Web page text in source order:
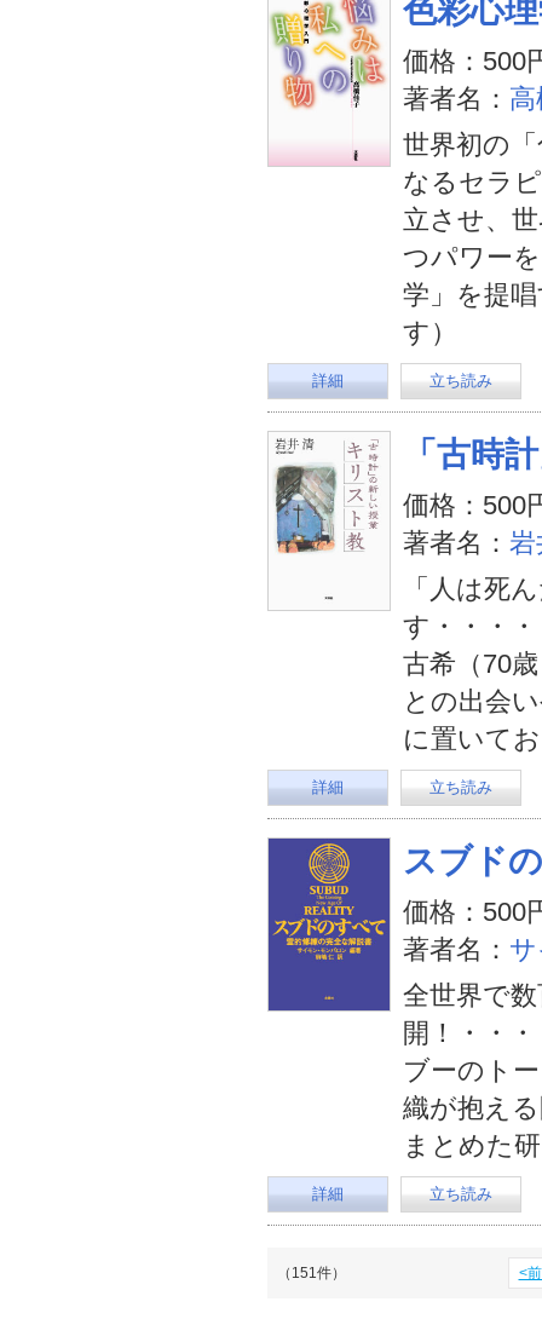
色彩心
価格：500
著者名：
世界初の
なるセラ
立させ、
つパワー
学」を提
す）
詳細 立ち読み
「古時
価格：500
著者名： 岩
「人は死
す・・・
古希（70
との出会
に置いて
詳細 立ち読み
スブド
価格：500
著者名：
全世界で
開！・・
ブーのト
織が抱え
まとめた
詳細 立ち読み
（151件） <